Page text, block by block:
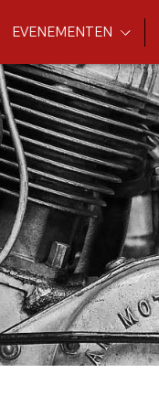
EVENEMENTEN